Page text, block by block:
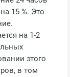
15 %. Это
на 1-2
этого
в том